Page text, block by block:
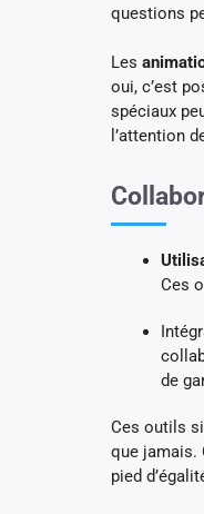
questions
Les
oui, c’est
spéciaux
l’attention
Ces
de
Ces outils
que jamais.
pied